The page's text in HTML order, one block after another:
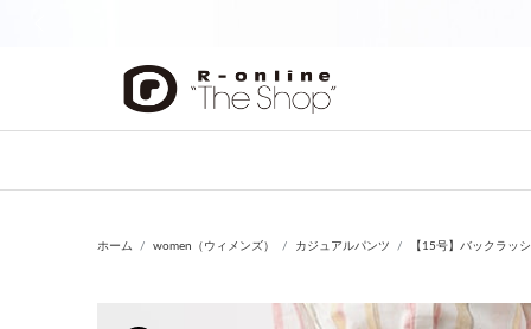
ホーム women（ウィメンズ） カジュアルパンツ 【15号】バックラッ